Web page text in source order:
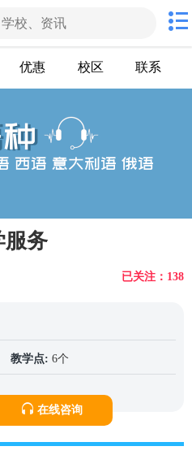
优惠 校区 联系
服务
已关注：138
教学点: 6个
在线咨询